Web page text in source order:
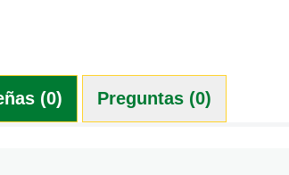
(0) Preguntas (0)